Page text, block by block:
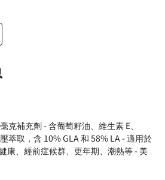
補充劑 - 含葡萄籽油、維生素 E、
萃取，含 10% GLA 和 58% LA - 適用於
康、經前症候群、更年期、潮熱等 - 美